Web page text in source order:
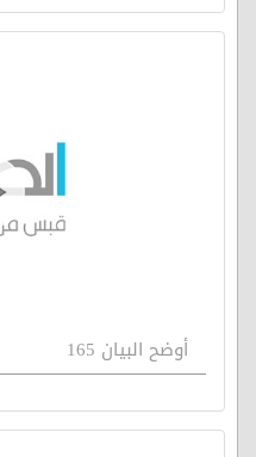
أوضح البيان 165